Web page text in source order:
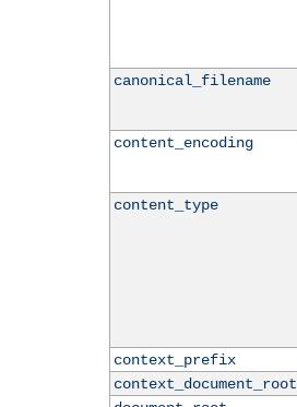
canonical_filename
content_encoding
content_type
context_prefix
context_document_root